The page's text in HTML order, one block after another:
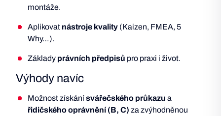
montáže.
Aplikovat nástroje kvality (Kaizen, FMEA, 5
Why…).
Základy právních předpisů pro praxi i život.
Výhody navíc
Možnost získánísvářečského průkazu a
řidičského oprávnění (B, C) za zvýhodněnou